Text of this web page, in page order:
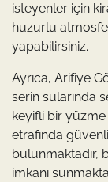
isteyenler için
huzurlu
yapabilirsiniz.
Ayrıca, Arifiye
serin sularında
keyifli bir
etrafında
bulunmaktadır,
imkanı